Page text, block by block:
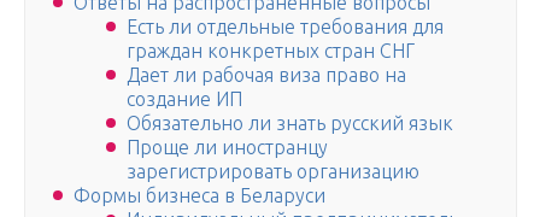
Есть ли отдельные требования для
граждан конкретных стран СНГ
Дает ли рабочая виза право на
создание ИП
Обязательно ли знать русский язык
Проще ли иностранцу
зарегистрировать организацию
Формы бизнеса в Беларуси